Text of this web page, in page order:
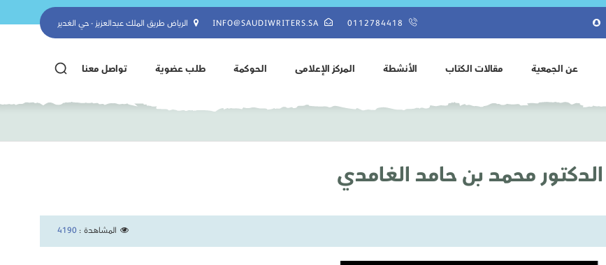
0112784418
INFO@SAUDIWRITERS.SA الرياض طريق الملك عبدالعزيز - حي الغدير
عن الجمعية مقالات الكتاب الأنشطة المركز الإعلامى الحوكمة طلب عضوية تواصل معنا
الدكتور محمد بن حامد الغامدي
المشاهدة :4190